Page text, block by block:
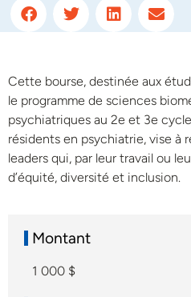
Cette bourse, destinée aux
le programme de sciences
psychiatriques au 2e et 3e
résidents en psychiatrie, vise à
leaders qui, par leur travail ou
d’équité, diversité et inclusion.
Montant
1 000 $